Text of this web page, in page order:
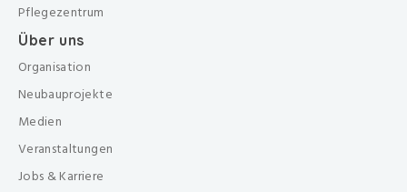
Pflegezentrum
Über uns
Organisation
Neubauprojekte
Medien
Veranstaltungen
Jobs & Karriere